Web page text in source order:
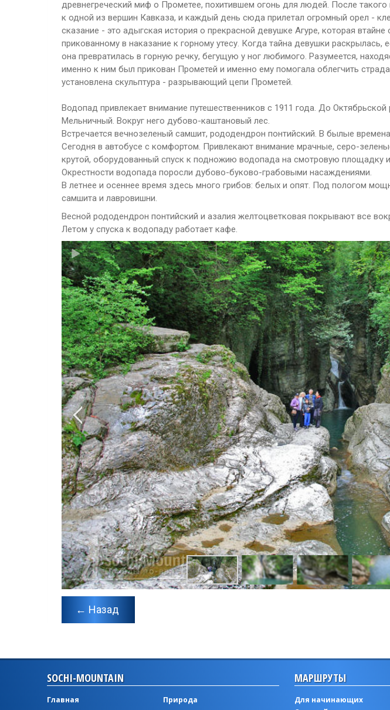
древнегреческий миф о Прометее, похитившем огонь для людей. После такого
к одной из вершин Кавказа, и каждый день сюда прилетал огромный орел -
сказание - это адыгская история о прекрасной девушке Агуре, которая
прикованному в наказание к горному утесу. Когда тайна девушки раскрылась,
она превратилась в горную речку, бегущую у ног любимого. Разумеется,
именно к ним был прикован Прометей и именно ему помогала облегчить
установлена скульптура - разрывающий цепи Прометей.
Водопад привлекает внимание путешественников с 1911 года. До
Мельничный. Вокруг него дубово-каштановый лес.
Встречается вечнозеленый самшит, рододендрон понтийский. В былые
Сегодня в автобусе с комфортом. Привлекают внимание мрачные, серо-
крутой, оборудованный спуск к подножию водопада на смотровую площадку
Окрестности водопада поросли дубово-буково-грабовыми насаждениями.
В летнее и осеннее время здесь много грибов: белых и опят. Под пологом
самшита и лавровишни.
Весной рододендрон понтийский и азалия желтоцветковая покрывают все
Летом у спуска к водопаду работает кафе.
← Назад
SOCHI-MOUNTAIN
Главная
Природа
МАРШРУТЫ
Для начинающих